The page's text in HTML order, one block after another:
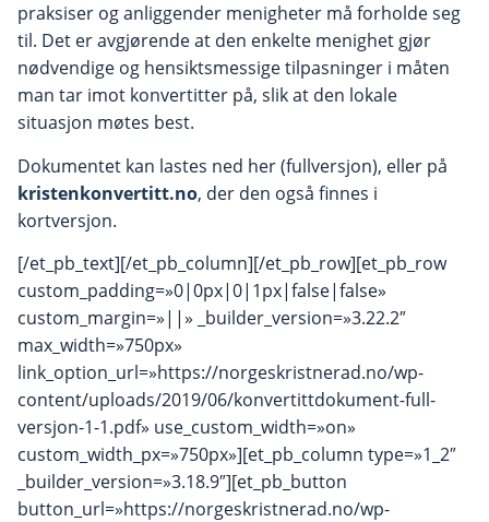
praksiser og anliggender menigheter må forholde seg
til. Det er avgjørende at den enkelte menighet gjør
nødvendige og hensiktsmessige tilpasninger i måten
man tar imot konvertitter på, slik at den lokale
situasjon møtes best.
Dokumentet kan lastes ned her (fullversjon), eller på
kristenkonvertitt.no, der den også finnes i
kortversjon.
[/et_pb_text][/et_pb_column][/et_pb_row][et_pb_row
custom_padding=»0|0px|0|1px|false|false»
custom_margin=»||» _builder_version=»3.22.2″
max_width=»750px»
link_option_url=»https://norgeskristnerad.no/wp-
content/uploads/2019/06/konvertittdokument-full-
versjon-1-1.pdf» use_custom_width=»on»
custom_width_px=»750px»][et_pb_column type=»1_2″
_builder_version=»3.18.9″][et_pb_button
button_url=»https://norgeskristnerad.no/wp-